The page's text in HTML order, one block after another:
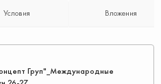
Условия Вложения
Груп"_Международные